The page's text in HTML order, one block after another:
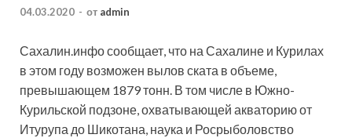
04.03.2020 - от admin
Сахалин.инфо сообщает, что на Сахалине и Курилах
в этом году возможен вылов ската в объеме,
превышающем 1879 тонн. В том числе в Южно-
Курильской подзоне, охватывающей акваторию от
Итурупа до Шикотана, наука и Росрыболовство